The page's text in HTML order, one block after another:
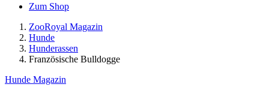
Zum Shop
ZooRoyal Magazin
Hunde
Hunderassen
Französische Bulldogge
Hunde Magazin